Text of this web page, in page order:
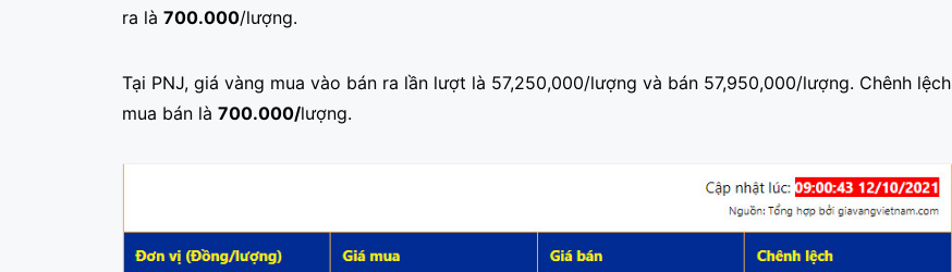
ra là 700.000/lượng.
Tại PNJ, giá vàng mua vào bán ra lần lượt là 57,250,000/lượng và bán 57,950,000/lượng. Chênh lệch
mua bán là 700.000/lượng.